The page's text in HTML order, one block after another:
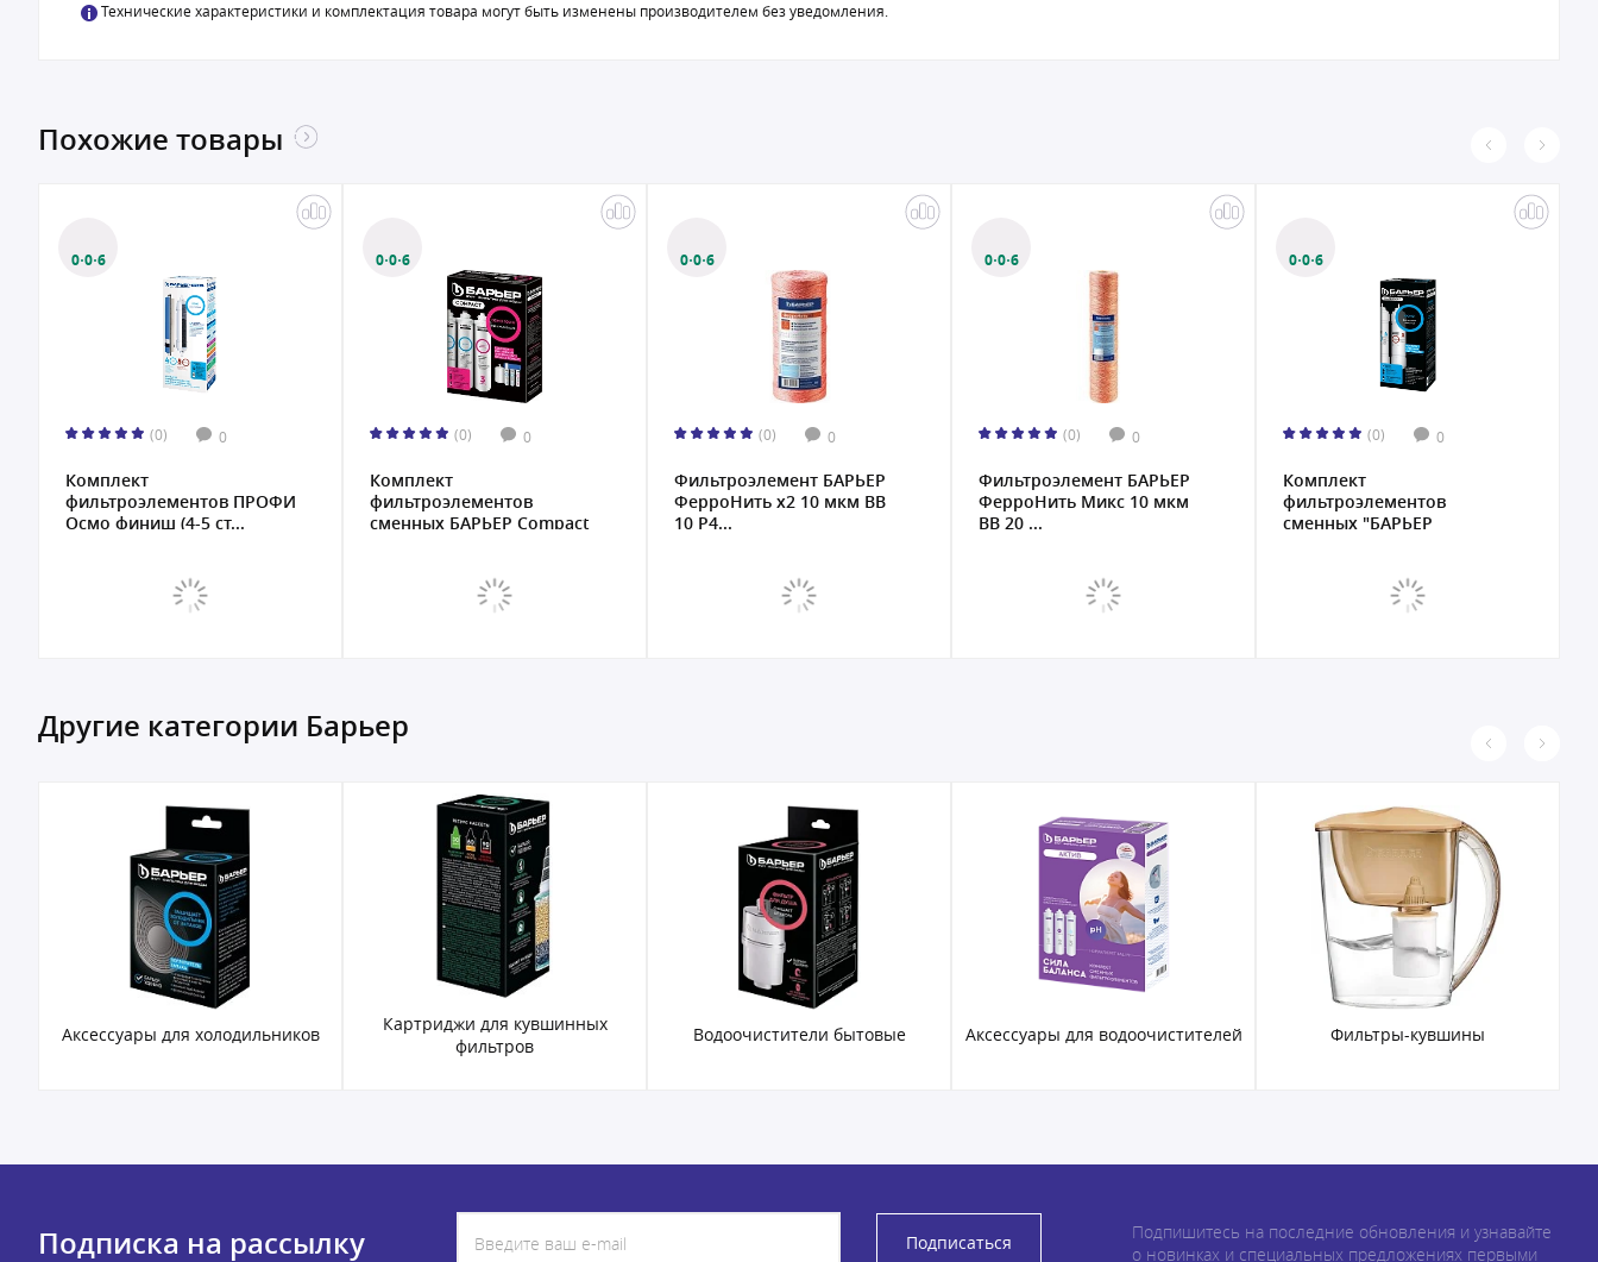
Технические характеристики и комплектация товара могут быть изменены производителем без уведомления.
Похожие товары
0·0·6
(0) 0
Комплект
фильтроэлементов ПРОФИ
Осмо финиш (4-5 ст...
0·0·6
(0) 0
Комплект
фильтроэлементов
сменных БАРЬЕР Compact
0·0·6
(0) 0
Фильтроэлемент БАРЬЕР
ФерроНить х2 10 мкм BB
10 Р4...
0·0·6
(0) 0
Фильтроэлемент БАРЬЕР
ФерроНить Микс 10 мкм
BB 20 ...
0·0·6
(0) 0
Комплект
фильтроэлементов
сменных "БАРЬЕР
Другие категории Барьер
Аксессуары для холодильников
Картриджи для кувшинных
фильтров
Водоочистители бытовые Аксессуары для водоочистителей Фильтры-кувшины
Подписка на рассылку Подписаться
Подпишитесь на последние обновления и узнавайте
о новинках и специальных предложениях первыми